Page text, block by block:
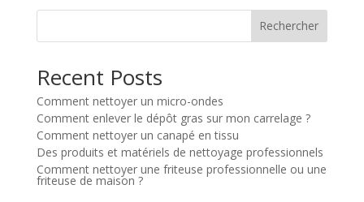
Rechercher
Recent Posts
Comment nettoyer un micro-ondes
Comment enlever le dépôt gras sur mon carrelage ?
Comment nettoyer un canapé en tissu
Des produits et matériels de nettoyage professionnels
Comment nettoyer une friteuse professionnelle ou une
friteuse de maison ?